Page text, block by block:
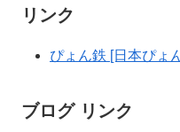
リンク
ぴょん鉄 [日本ぴょ
ブログ リンク